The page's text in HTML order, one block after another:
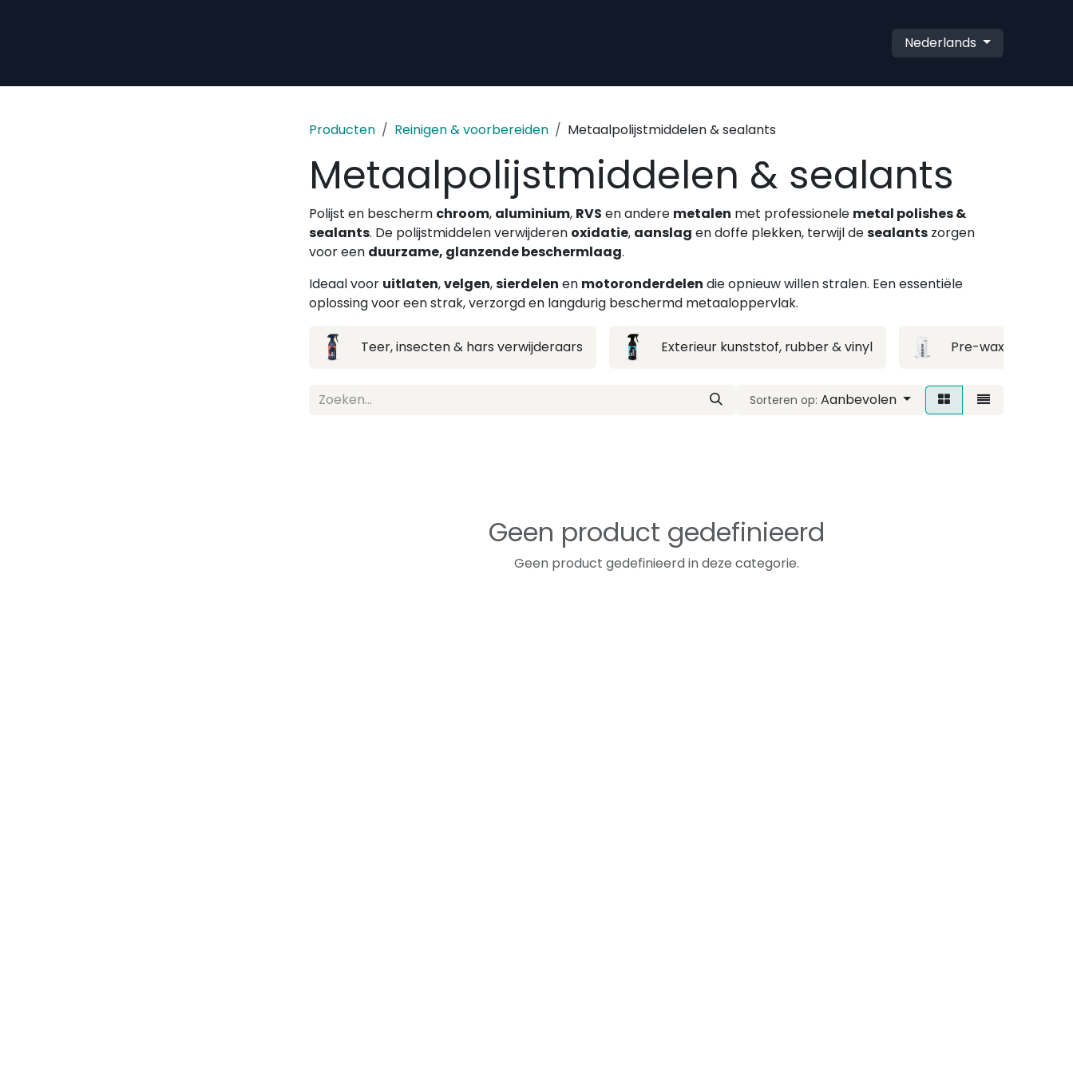
Nederlands
Producten Reinigen & voorbereiden Metaalpolijstmiddelen & sealants
Metaalpolijstmiddelen & sealants
Polijst en bescherm chroom, aluminium, RVS en andere metalen met professionele metal polishes &
sealants. De polijstmiddelen verwijderen oxidatie, aanslag en doffe plekken, terwijl desealants zorgen
voor een duurzame, glanzende beschermlaag.
Ideaal voor uitlaten,velgen,sierdelen en motoronderdelen die opnieuw willen stralen. Een essentiële
oplossing voor een strak, verzorgd en langdurig beschermd metaaloppervlak.
Teer, insecten & hars verwijderaars Exterieur kunststof, rubber & vinyl Pre-wax reinigers,
Sorteren op: Aanbevolen
Geen product gedefinieerd
Geen product gedefinieerd in deze categorie.